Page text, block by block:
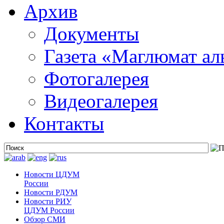
Архив
Документы
Газета «Маглюмат
Фотогалерея
Видеогалерея
Контакты
Новости ЦДУМ
России
Новости РДУМ
Новости РИУ
ЦДУМ России
Обзор СМИ